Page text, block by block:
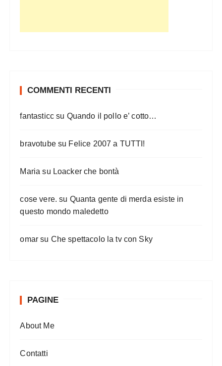
COMMENTI RECENTI
fantasticc su Quando il pollo e’ cotto…
bravotubesu Felice 2007 a TUTTI!
Maria su Loacker che bontà
cose vere. su Quanta gente di merda esiste in
questo mondo maledetto
omar su Che spettacolo la tv con Sky
PAGINE
About Me
Contatti